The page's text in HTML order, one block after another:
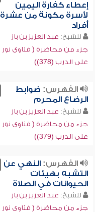
إعطاء كفارة اليمين
لأسرة مكونة من عشرة
أفراد
للشيخ: عبد العزيز بن باز
جزء من محاضرة ( فتاوى نور
على الدرب (378))
الفهرس: ضوابط
الرضاع المحرم
للشيخ: عبد العزيز بن باز
جزء من محاضرة ( فتاوى نور
على الدرب (379))
الفهرس:النهي عن
التشبه بهيئات
الحيوانات في الصلاة
للشيخ: عبد العزيز بن باز
جزء من محاضرة ( فتاوى نور